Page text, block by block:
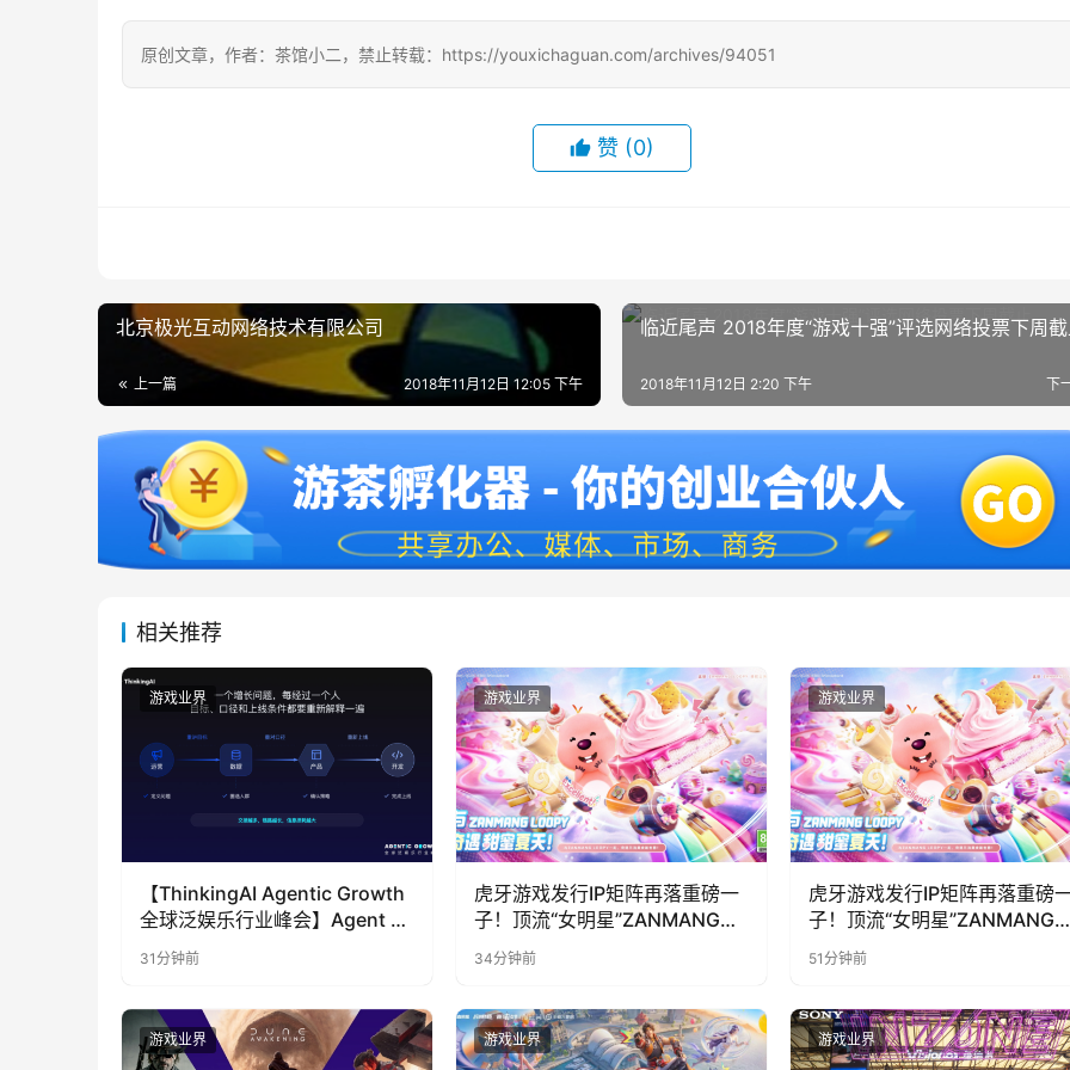
原创文章，作者：茶馆小二，禁止转载：https://youxichaguan.com/archives/94051
赞 (0)
北京极光互动网络技术有限公司
上一篇 2018年11月12日 12:05 下午
临近尾声 2018年度“游戏十强”评选网络投票下周
下
2018年11月12日 2:20 下午
相关推荐
游戏业界
【ThinkingAI Agentic Growth
全球泛娱乐行业峰会】Agent 时
代，人到底负责什么
31分钟前
游戏业界
虎牙游戏发行IP矩阵再落重磅一
子！顶流“女明星”ZANMANG
LOOPY 正版3D消除手游《消消
奇遇》惊喜曝光
34分钟前
游戏业界
虎牙游戏发行IP矩阵再落重磅
子！顶流“女明星”ZANMANG
LOOPY 正版3D消除手游《消
奇遇》惊喜曝光
51分钟前
游戏业界 游戏业界 游戏业界